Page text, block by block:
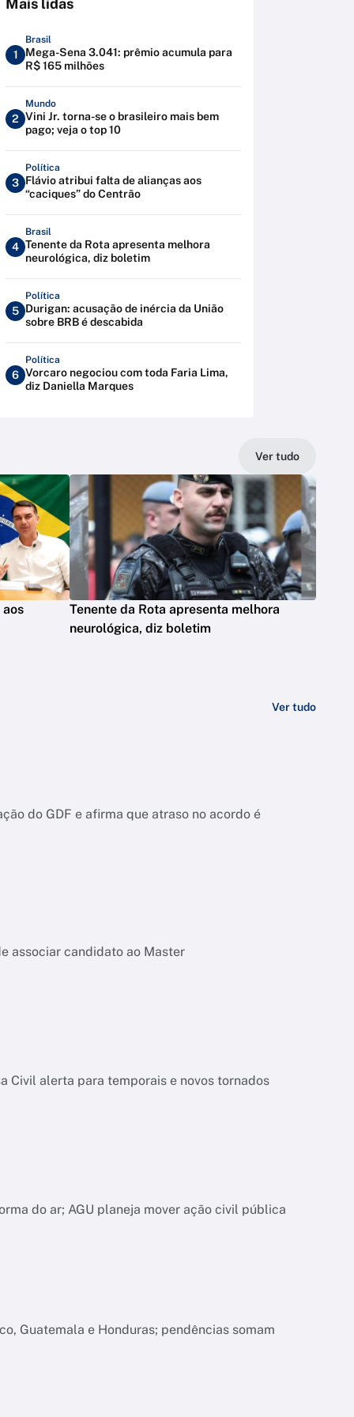
Mais lidas
1
Brasil
Mega-Sena 3.041: prêmio acumula para
R$ 165 milhões
2
Mundo
Vini Jr. torna-se o brasileiro mais bem
pago; veja o top 10
3
Política
Flávio atribui falta de alianças aos
“caciques” do Centrão
4
Brasil
Tenente da Rota apresenta melhora
neurológica, diz boletim
5
Política
Durigan: acusação de inércia da União
sobre BRB é descabida
6
Política
Vorcaro negociou com toda Faria Lima,
diz Daniella Marques
Ver tudo
Tenente da Rota apresenta melhora
neurológica, diz boletim
Ver tudo
do GDF e afirma que atraso no acordo é
associar candidato ao Master
Civil alerta para temporais e novos tornados
do ar; AGU planeja mover ação civil pública
Guatemala e Honduras; pendências somam